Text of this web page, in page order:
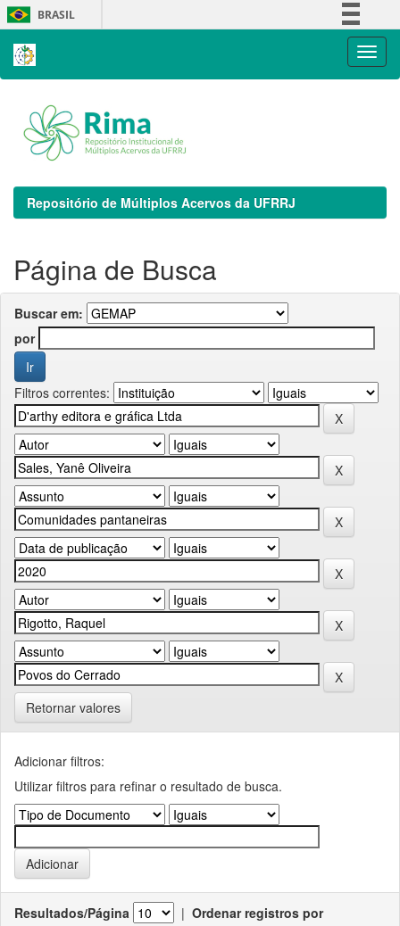
Skip
navigation
BRASIL
Repositório de Múltiplos Acervos da UFRRJ
Página de Busca
Buscar em:
por
Filtros correntes:
Retornar valores
Adicionar filtros:
Utilizar filtros para refinar o resultado de busca.
Resultados/Página | Ordenar registros por